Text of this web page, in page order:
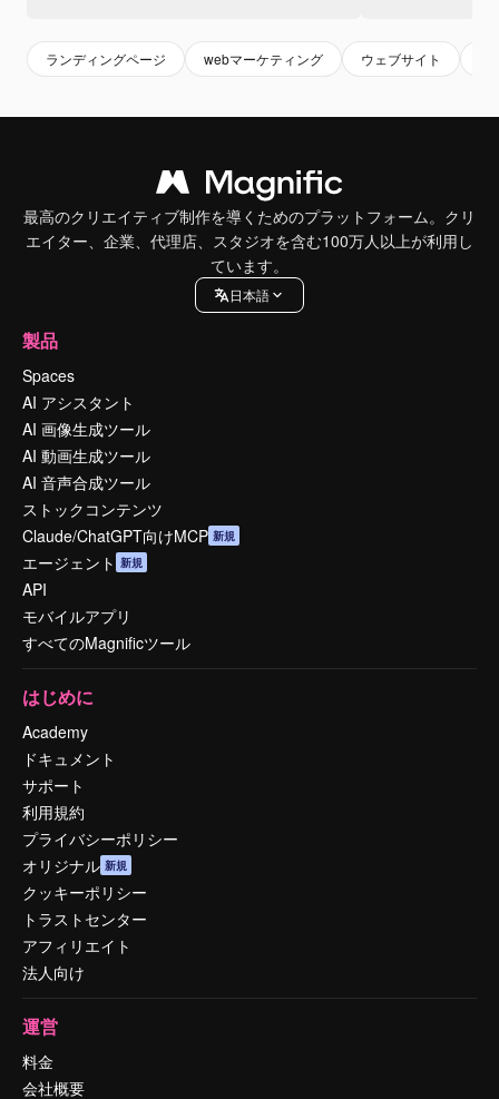
ランディングページ webマーケティング ウェブサイト
最高のクリエイティブ制作を導くためのプラットフォーム。クリ
エイター、企業、代理店、スタジオを含む100万人以上が利用し
ています。
日本語
製品
Spaces
AI アシスタント
AI 画像生成ツール
AI 動画生成ツール
AI 音声合成ツール
ストックコンテンツ
Claude/ChatGPT向けMCP 新規
エージェント 新規
API
モバイルアプリ
すべてのMagnificツール
はじめに
Academy
ドキュメント
サポート
利用規約
プライバシーポリシー
オリジナル 新規
クッキーポリシー
トラストセンター
アフィリエイト
法人向け
運営
料金
会社概要